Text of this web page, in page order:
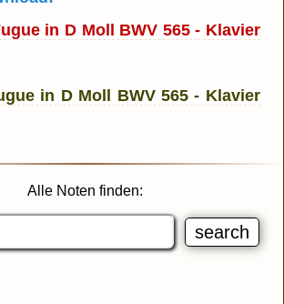
in D Moll BWV 565 - Klavier
Alle Noten finden: